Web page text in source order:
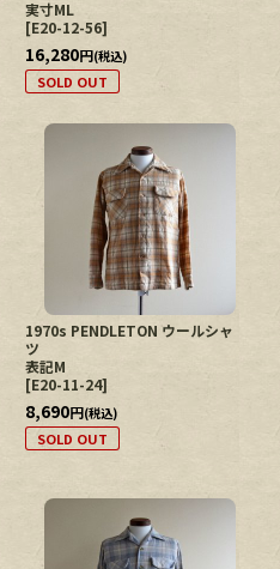
実寸ML
[E20-12-56]
16,280円(税込)
SOLD OUT
1970s PENDLETON ウールシャ
ツ
表記M
[E20-11-24]
8,690円(税込)
SOLD OUT